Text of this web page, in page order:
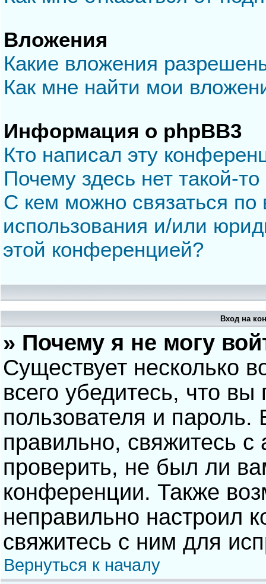
Вложения
Какие вложения
Как мне найти мои
Информация о phpBB3
Кто написал эту
Почему здесь нет такой-
С кем можно связаться по
использования и/или
этой конференцией?
Вход на
» Почему я не могу
Существует несколько
всего убедитесь, что
пользователя и
правильно, свяжитесь
проверить, не был ли
конференции. Также
неправильно настроил
свяжитесь с ним для
Вернуться к началу